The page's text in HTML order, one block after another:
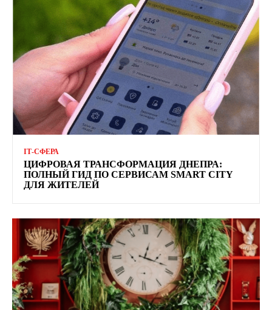
ІТ-СФЕРА
ЦИФРОВАЯ ТРАНСФОРМАЦИЯ ДНЕПРА:
ПОЛНЫЙ ГИД ПО СЕРВИСАМ SMART CITY
ДЛЯ ЖИТЕЛЕЙ